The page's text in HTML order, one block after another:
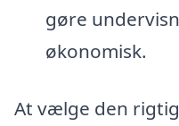
gøre
økonomisk.
At vælge den